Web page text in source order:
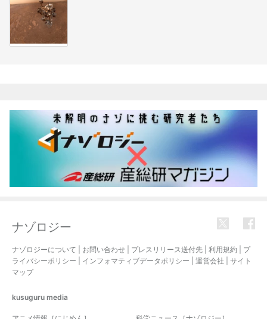
ナゾロジー
ナゾロジーについて お問い合わせ プレスリリース送付先 利用規約
プ
ライバシーポリシー
インフォマティブデータポリシー 運営会社
サイト
マップ
kusuguru media